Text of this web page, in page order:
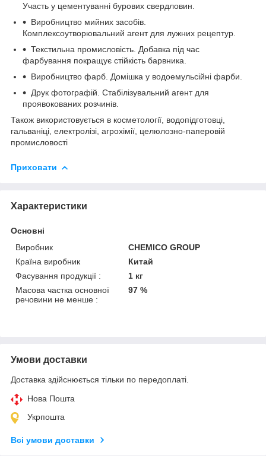
Участь у цементуванні бурових свердловин.
Виробництво мийних засобів.
Комплексоутворювальний агент для лужних рецептур.
Текстильна промисловість. Добавка під час
фарбування покращує стійкість барвника.
Виробництво фарб. Домішка у водоемульсійні фарби.
Друк фотографій. Стабілізувальний агент для
проявокованих розчинів.
Також використовується в косметології, водопідготовці,
гальваніці, електролізі, агрохімії, целюлозно-паперовій
промисловості
Приховати
Характеристики
Основні
Виробник
CHEMICO GROUP
Країна виробник
Китай
Фасування продукції :
1 кг
Масова частка основної
речовини не менше :
97 %
Умови доставки
Доставка здійснюється тільки по передоплаті.
Нова Пошта
Укрпошта
Всі умови доставки